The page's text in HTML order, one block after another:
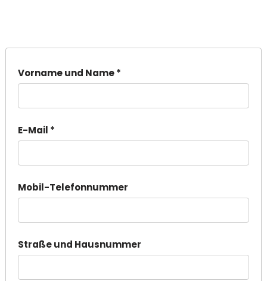
Vorname und Name *
E-Mail *
Mobil-Telefonnummer
Straße und Hausnummer